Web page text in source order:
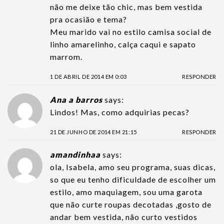
não me deixe tão chic, mas bem vestida
pra ocasião e tema?
Meu marido vai no estilo camisa social de
linho amarelinho, calça caqui e sapato
marrom.
1 DE ABRIL DE 2014 EM 0:03 RESPONDER
Ana a barros says:
Lindos! Mas, como adquirias pecas?
21 DE JUNHO DE 2014 EM 21:15 RESPONDER
amandinhaa says:
ola, Isabela, amo seu programa, suas dicas,
so que eu tenho dificuldade de escolher um
estilo, amo maquiagem, sou uma garota
que não curte roupas decotadas ,gosto de
andar bem vestida, não curto vestidos